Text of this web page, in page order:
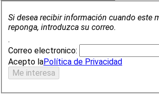
Si desea recibir información cuando este
reponga, introduzca su correo.
.
Correo electronico:
Acepto laPolítica de Privacidad